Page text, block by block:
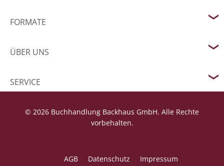
FORMATE
ÜBER UNS
SERVICE
© 2026 Buchhandlung Backhaus GmbH. Alle Rechte
vorbehalten.
AGB Datenschutz Impressum